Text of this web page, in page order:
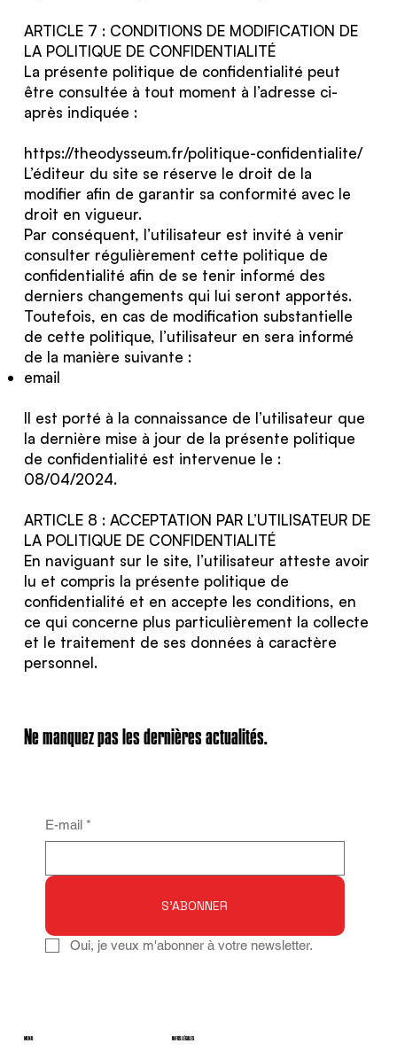
ARTICLE 7 : CONDITIONS DE MODIFICATION DE
LA POLITIQUE DE CONFIDENTIALITÉ
La présente politique de confidentialité peut
être consultée à tout moment à l’adresse ci-
après indiquée :
https://theodysseum.fr/politique-confidentialite/
L’éditeur du site se réserve le droit de la
modifier afin de garantir sa conformité avec le
droit en vigueur.
Par conséquent, l’utilisateur est invité à venir
consulter régulièrement cette politique de
confidentialité afin de se tenir informé des
derniers changements qui lui seront apportés.
Toutefois, en cas de modification substantielle
de cette politique, l’utilisateur en sera informé
de la manière suivante :
email
Il est porté à la connaissance de l’utilisateur que
la dernière mise à jour de la présente politique
de confidentialité est intervenue le :
08/04/2024.
ARTICLE 8 : ACCEPTATION PAR L’UTILISATEUR DE
LA POLITIQUE DE CONFIDENTIALITÉ
En naviguant sur le site, l’utilisateur atteste avoir
lu et compris la présente politique de
confidentialité et en accepte les conditions, en
ce qui concerne plus particulièrement la collecte
et le traitement de ses données à caractère
personnel.
Ne manquez pas les dernières actualités.
E-mail *
S'ABONNER
Oui, je veux m'abonner à votre newsletter.
MENU INFOS LÉGALES